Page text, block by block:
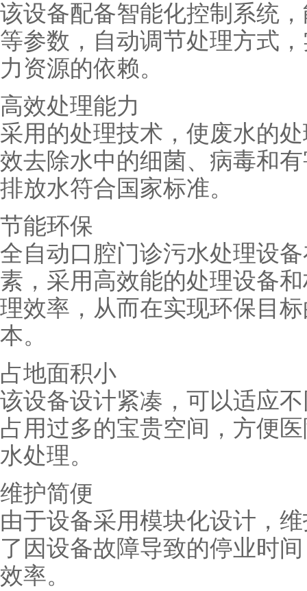
该设备配备智能化控制系统
等参数，自动调节处理方式
力资源的依赖。
高效处理能力
采用的处理技术，使废水的
效去除水中的细菌、病毒和
排放水符合国家标准。
节能环保
全自动口腔门诊污水处理设
素，采用高效能的处理设备
理效率，从而在实现环保目
本。
占地面积小
该设备设计紧凑，可以适应
占用过多的宝贵空间，方便
水处理。
维护简便
由于设备采用模块化设计，
了因设备故障导致的停业时
效率。